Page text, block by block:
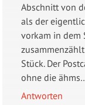
Abschnitt von
als der
vorkam in dem
Stück. Der
ohne die
Antworten